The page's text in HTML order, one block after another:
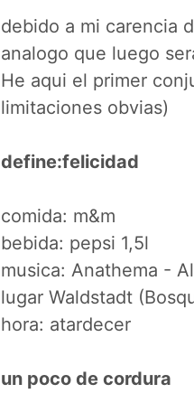
debido a mi carencia
analogo que luego
He aqui el primer
limitaciones obvias)
define:felicidad
comida: m&m
bebida: pepsi 1,5l
musica: Anathema -
lugar Waldstadt
hora: atardecer
un poco de cordura